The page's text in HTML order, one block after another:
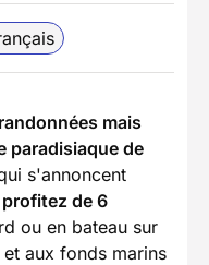
mais
paradisiaque de
s'annoncent
profitez de 6
ou en bateau sur
aux fonds marins